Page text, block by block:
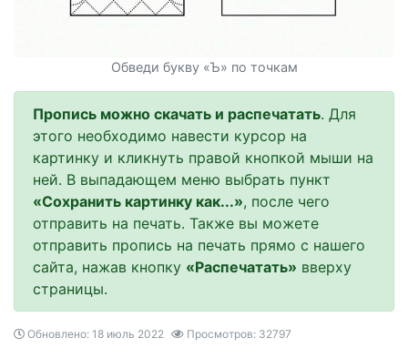
Обведи букву «Ъ» по точкам
Пропись можно скачать и распечатать. Для
этого необходимо навести курсор на
картинку и кликнуть правой кнопкой мыши на
ней. В выпадающем меню выбрать пункт
«Сохранить картинку как...», после чего
отправить на печать. Также вы можете
отправить пропись на печать прямо с нашего
сайта, нажав кнопку «Распечатать» вверху
страницы.
Обновлено: 18 июль 2022 Просмотров: 32797